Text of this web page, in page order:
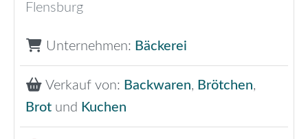
Flensburg
Unternehmen: Bäckerei
Verkauf von: Backwaren, Brötchen,
Brot und Kuchen